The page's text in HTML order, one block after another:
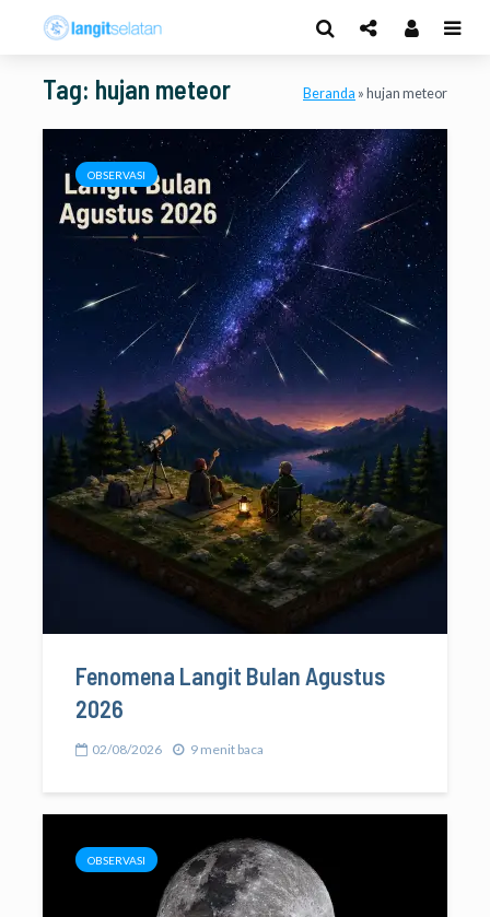
Tag: hujan meteor Beranda » hujan meteor
OBSERVASI
Fenomena Langit Bulan Agustus
2026
02/08/2026 9 menit baca
OBSERVASI